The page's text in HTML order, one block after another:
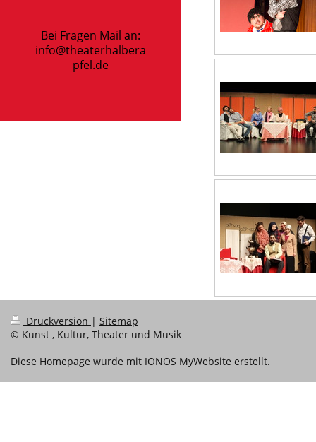
Bei Fragen Mail an:
info@theaterhalbera
pfel.de
Druckversion | Sitemap
© Kunst , Kultur, Theater und Musik
Diese Homepage wurde mit IONOS MyWebsite erstellt.